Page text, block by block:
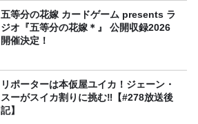
五等分の花嫁 カードゲーム presents ラ
ジオ『五等分の花嫁＊』 公開収録2026
開催決定！
リポーターは本仮屋ユイカ！ジェーン・
スーがスイカ割りに挑む‼【#278放送後
記】